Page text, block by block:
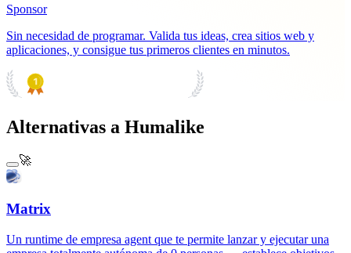
Sponsor
Sin necesidad de programar. Valida tus ideas, crea sitios web y
aplicaciones, y consigue tus primeros clientes en minutos.
Alternativas a Humalike
🚀
Matrix
Un runtime de empresa agent que te permite lanzar y ejecutar una